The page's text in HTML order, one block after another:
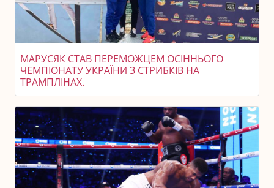
МАРУСЯК СТАВ ПЕРЕМОЖЦЕМ ОСІННЬОГО
ЧЕМПІОНАТУ УКРАЇНИ З СТРИБКІВ НА
ТРАМПЛІНАХ.